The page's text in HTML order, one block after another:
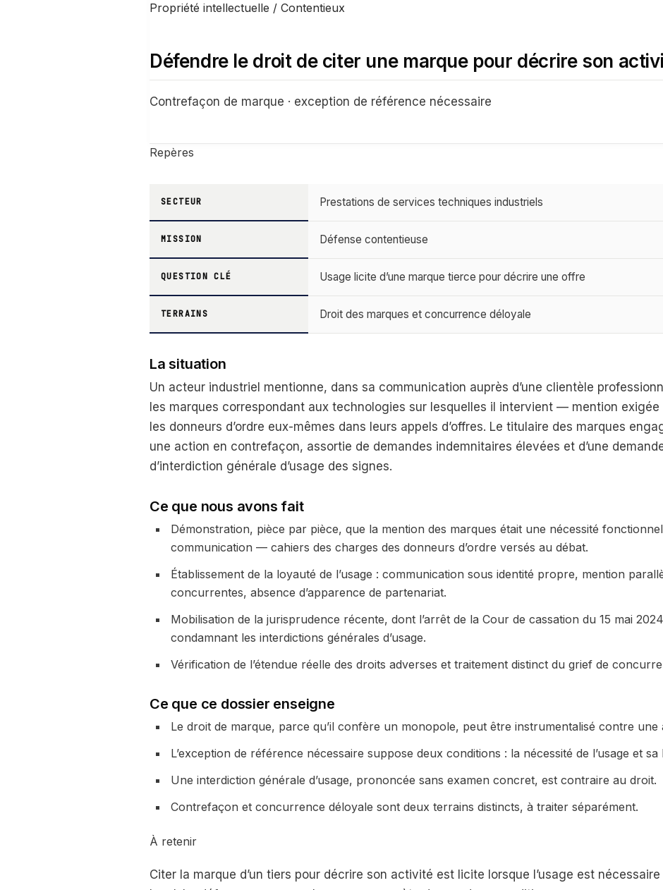
Propriété intellectuelle / Contentieux
Défendre le droit de citer une marque pour décrire son
Contrefaçon de marque · exception de référence nécessaire
Repères
SECTEUR Prestations de services techniques industriels
MISSION Défense contentieuse
QUESTION CLÉ Usage licite d’une marque tierce pour décrire une offre
TERRAINS Droit des marques et concurrence déloyale
La situation
Un acteur industriel mentionne, dans sa communication auprès d’une clientèle
les marques correspondant aux technologies sur lesquelles il intervient — mention exigée
les donneurs d’ordre eux-mêmes dans leurs appels d’offres. Le titulaire des marques
une action en contrefaçon, assortie de demandes indemnitaires élevées et d’une
d’interdiction générale d’usage des signes.
Ce que nous avons fait
Démonstration, pièce par pièce, que la mention des marques était une nécessité
communication — cahiers des charges des donneurs d’ordre versés au débat.
Établissement de la loyauté de l’usage : communication sous identité propre, mention
concurrentes, absence d’apparence de partenariat.
Mobilisation de la jurisprudence récente, dont l’arrêt de la Cour de cassation du 15 mai 2024
condamnant les interdictions générales d’usage.
Vérification de l’étendue réelle des droits adverses et traitement distinct du grief de
Ce que ce dossier enseigne
Le droit de marque, parce qu’il confère un monopole, peut être instrumentalisé contre une
L’exception de référence nécessaire suppose deux conditions : la nécessité de l’usage et sa
Une interdiction générale d’usage, prononcée sans examen concret, est contraire au droit.
Contrefaçon et concurrence déloyale sont deux terrains distincts, à traiter séparément.
À retenir
Citer la marque d’un tiers pour décrire son activité est licite lorsque l’usage est